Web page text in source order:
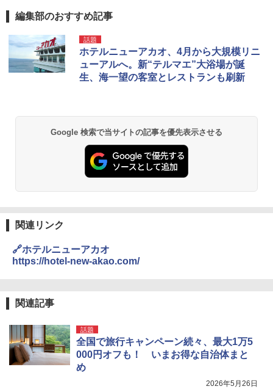
編集部のおすすめ記事
話題
ホテルニューアカオ、4月から大規模リニ
ューアルへ。新“テルマエ”大浴場が誕
生、海一望の客室とレストランも刷新
Google 検索で当サイトの記事を優先表示させる
関連リンク
🔗ホテルニューアカオ
https://hotel-new-akao.com/
関連記事
話題
全国で旅行キャンペーン続々、最大1万5
000円オフも！ いまお得な自治体まと
め
2026年5月26日